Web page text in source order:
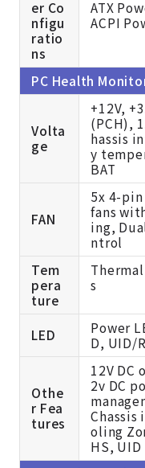
er Co
nfigu
ratio
ns
ATX
ACPI
PC Health
Volta
ge
+12V,
(PCH),
hassis
y
BAT
FAN
5x 4-
fans
ing,
ntrol
Tem
pera
ture
s
LED
Power
D, UID/
Othe
r Fea
tures
12V DC
2v DC
oling
HS, UID